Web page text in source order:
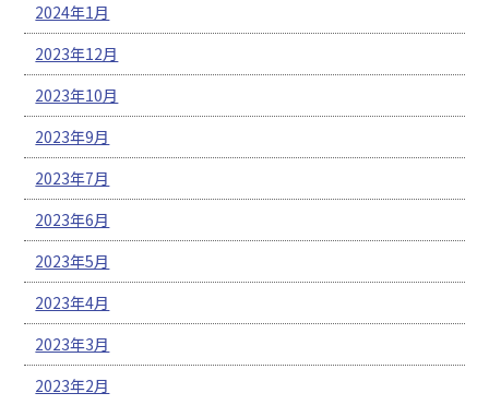
2024年1月
2023年12月
2023年10月
2023年9月
2023年7月
2023年6月
2023年5月
2023年4月
2023年3月
2023年2月